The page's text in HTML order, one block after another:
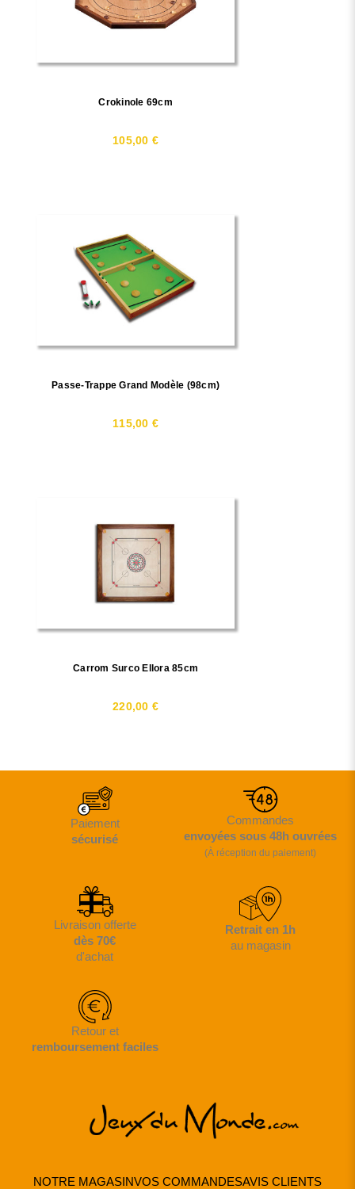
Crokinole 69cm
105,00 €
Passe-Trappe Grand Modèle (98cm)
115,00 €
Carrom Surco Ellora 85cm
220,00 €
Paiement
sécurisé
Commandes
envoyées sous 48h ouvrées
(À réception du paiement)
Livraison offerte
dès 70€
d'achat
Retrait en 1h
au magasin
Retour et
remboursement faciles
NOTRE MAGASINVOS COMMANDESAVIS CLIENTS